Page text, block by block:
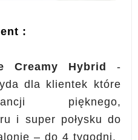
:
Creamy Hybrid -
dla klientek które
pięknego,
i super połysku do
– do 4 tygodni.